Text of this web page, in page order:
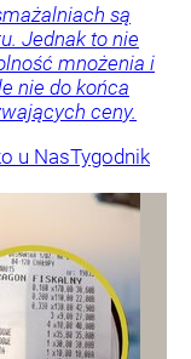
są
Jednak to nie
mnożenia i
nie do końca
ceny.
u NasTygodnik